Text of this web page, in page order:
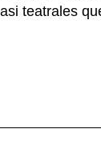
teatrales